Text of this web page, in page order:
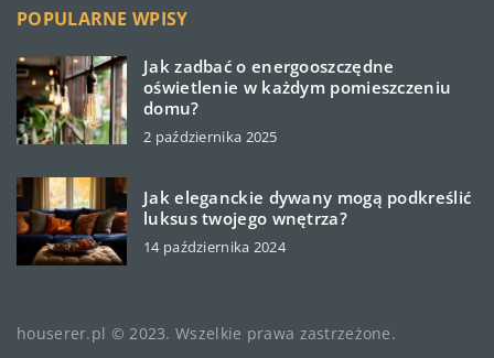
POPULARNE WPISY
Jak zadbać o energooszczędne
oświetlenie w każdym pomieszczeniu
domu?
2 października 2025
Jak eleganckie dywany mogą podkreślić
luksus twojego wnętrza?
14 października 2024
houserer.pl © 2023. Wszelkie prawa zastrzeżone.